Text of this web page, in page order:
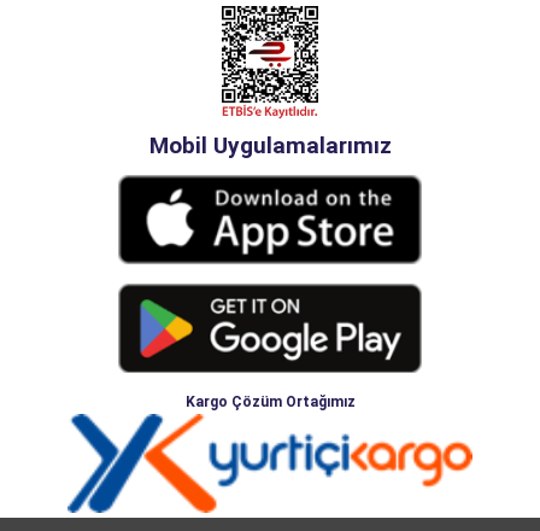
Mobil Uygulamalarımız
Kargo Çözüm Ortağımız